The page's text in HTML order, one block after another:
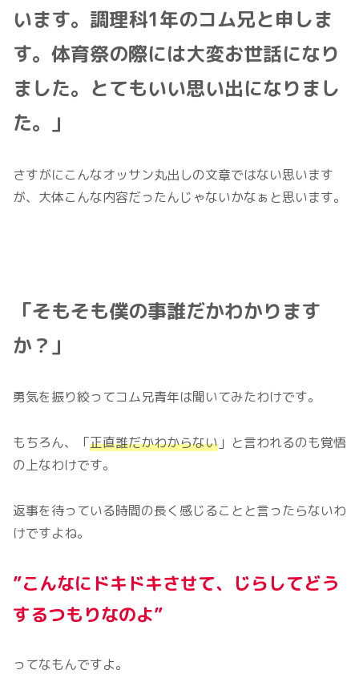
います。調理科1年のコム兄と申しま
す。体育祭の際には大変お世話になり
ました。とてもいい思い出になりまし
た。」
さすがにこんなオッサン丸出しの文章ではない思います
が、大体こんな内容だったんじゃないかなぁと思います。
「そもそも僕の事誰だかわかります
か？」
勇気を振り絞ってコム兄青年は聞いてみたわけです。
もちろん、「正直誰だかわからない 」と言われるのも覚悟
の上なわけです。
返事を待っている時間の長く感じることと言ったらないわ
けですよね。
”こんなにドキドキさせて、 じらしてどう
するつもりなのよ”
ってなもんですよ。